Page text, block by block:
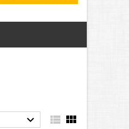
  